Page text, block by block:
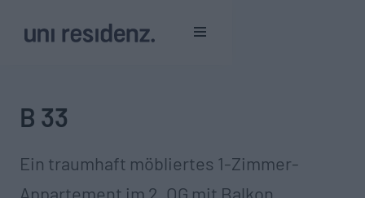
B 33
Ein traumhaft möbliertes 1-Zimmer-
Appartement im 2. OG mit Balkon,